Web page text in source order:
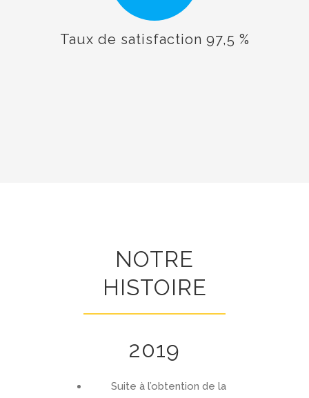
Taux de satisfaction 97,5 %
NOTRE
HISTOIRE
2019
Suite à l’obtention de la